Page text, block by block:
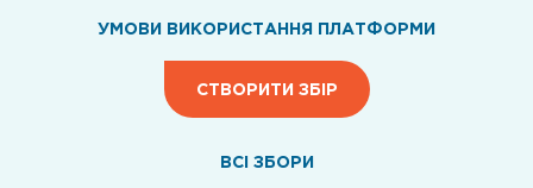
УМОВИ ВИКОРИСТАННЯ ПЛАТФОРМИ
СТВОРИТИ ЗБІР
ВСI ЗБОРИ